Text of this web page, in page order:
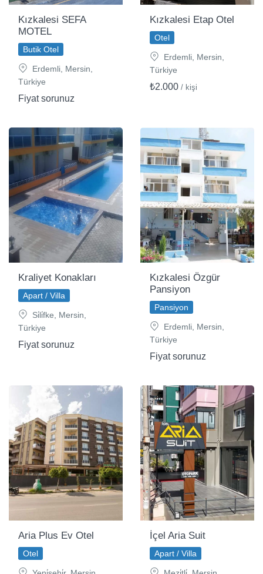
Kızkalesi SEFA
MOTEL
Butik Otel
Erdemli, Mersin,
Türkiye
Fiyat sorunuz
Kızkalesi Etap Otel
Otel
Erdemli, Mersin,
Türkiye
₺2.000 / kişi
Kraliyet Konakları
Apart / Villa
Si̇li̇fke, Mersin,
Türkiye
Fiyat sorunuz
Kızkalesi Özgür
Pansiyon
Pansiyon
Erdemli, Mersin,
Türkiye
Fiyat sorunuz
Aria Plus Ev Otel
Otel
İçel Aria Suit
Apart / Villa